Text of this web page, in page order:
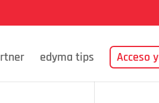
edyma tips Acceso